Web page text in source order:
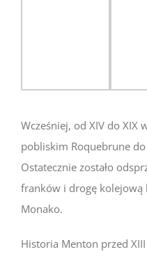
Wcześniej, od XIV do XIX
pobliskim Roquebrune
Ostatecznie zostało
franków i drogę kolejową
Monako.
Historia Menton przed